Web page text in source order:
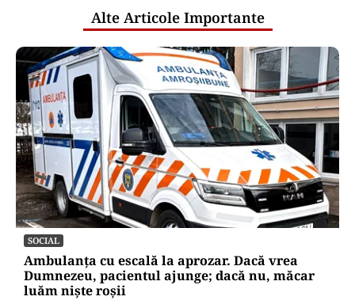
Alte Articole Importante
SOCIAL
Ambulanța cu escală la aprozar. Dacă vrea
Dumnezeu, pacientul ajunge; dacă nu, măcar
luăm niște roșii